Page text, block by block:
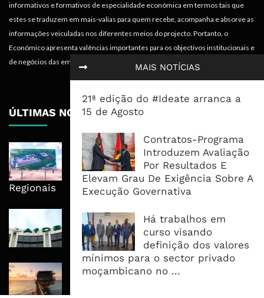
MAIS NOTÍCIAS
21ª edição do #Ideate arranca a
15 de Agosto
Contratos-Programa
Introduzem Avaliação
Por Resultados E
Elevam Grau De Exigência Sobre A
Execução Governativa
Há trabalhos em
curso visando
definição dos valores
mínimos para o sector privado
moçambicano no ...
informativos e formativos de especialidade económica em termos tais que
estes se traduzem em mais-valias para quem recebe, acompanha e absorve as
informações veiculadas nos diferentes meios do projecto. Portanto, o
Económico apresenta valências importantes para os objectivos institucionais e
de negócios das empresas.
ÚLTIMAS NOTÍCIAS
Nova Capacidade Cimenteira Coloca
Moçambique No Caminho Da Auto-
Suficiência E Das Exportações
Regionais
AfDB Aprova US$265 Milhões E
Acelera Ligação Da Zâmbia Ao
Corredor Do Lobito
Rovuma LNG Avança Com Selecção